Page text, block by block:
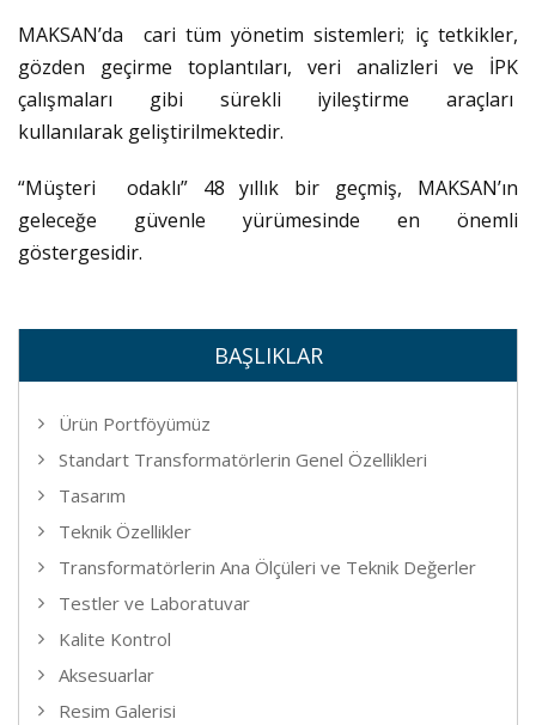
MAKSAN’da cari tüm yönetim sistemleri; iç tetkikler,
gözden geçirme toplantıları, veri analizleri ve İPK
çalışmaları gibi sürekli iyileştirme araçları
kullanılarak geliştirilmektedir.
“Müşteri odaklı” 48 yıllık bir geçmiş, MAKSAN’ın
geleceğe güvenle yürümesinde en önemli
göstergesidir.
BAŞLIKLAR
Ürün Portföyümüz
Standart Transformatörlerin Genel Özellikleri
Tasarım
Teknik Özellikler
Transformatörlerin Ana Ölçüleri ve Teknik Değerler
Testler ve Laboratuvar
Kalite Kontrol
Aksesuarlar
Resim Galerisi